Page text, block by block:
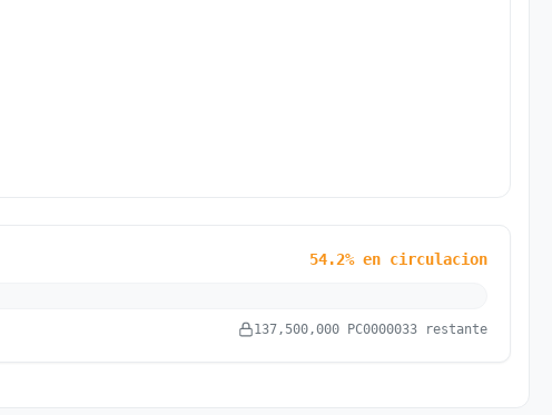
54.2% en circulacion
137,500,000 PC0000033 restante